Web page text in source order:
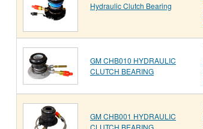
Hydraulic Clutch Bearing
GM CHB010 HYDRAULIC
CLUTCH BEARING
GM CHB001 HYDRAULIC
CLUTCH BEARING